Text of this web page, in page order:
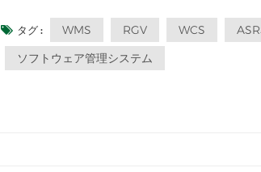
を合理化するために自動化されたソリューショ
す。自動化された倉庫の領域内で...
タグ : WMS RGV WCS
ソフトウェア管理システム